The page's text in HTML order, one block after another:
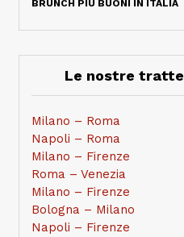
BRUNCH PIÙ BUONI IN ITALIA
Le nostre tratte
Milano – Roma
Napoli – Roma
Milano – Firenze
Roma – Venezia
Milano – Firenze
Bologna – Milano
Napoli – Firenze